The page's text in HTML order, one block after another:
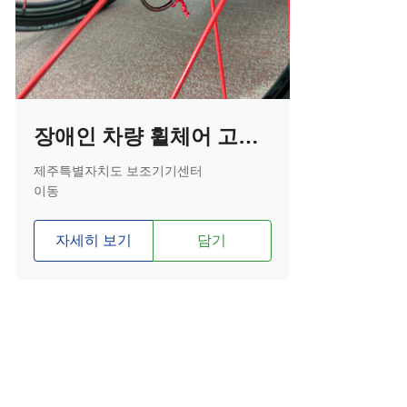
장애인 차량 휠체어 고정 고리
제주특별자치도 보조기기센터
이동
자세히 보기 담기